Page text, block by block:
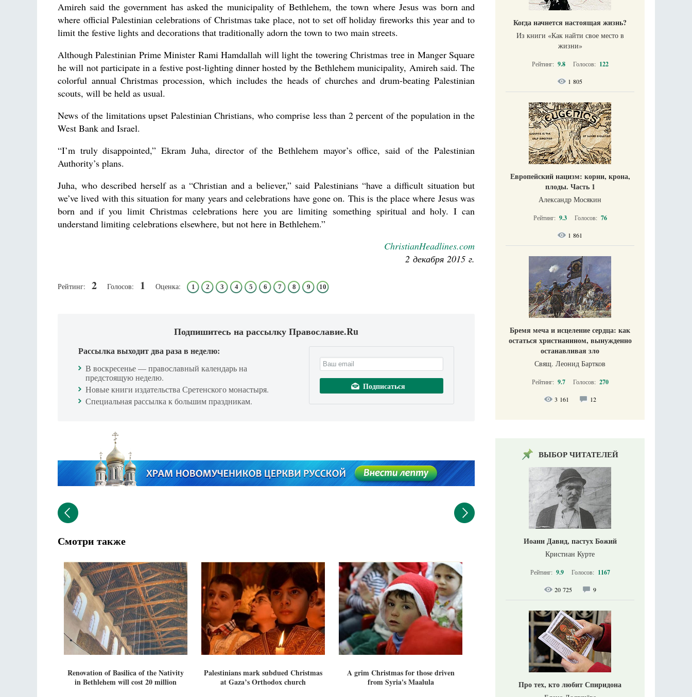
Amireh said the government has asked the municipality of Bethlehem, the town where Jesus was born and
where official Palestinian celebrations of Christmas take place, not to set off holiday fireworks this year and to
limit the festive lights and decorations that traditionally adorn the town to two main streets.
Although Palestinian Prime Minister Rami Hamdallah will light the towering Christmas tree in Manger Square
he will not participate in a festive post-lighting dinner hosted by the Bethlehem municipality, Amireh said. The
colorful annual Christmas procession, which includes the heads of churches and drum-beating Palestinian
scouts, will be held as usual.
News of the limitations upset Palestinian Christians, who comprise less than 2 percent of the population in the
West Bank and Israel.
“I’m truly disappointed,” Ekram Juha, director of the Bethlehem mayor’s office, said of the Palestinian
Authority’s plans.
Juha, who described herself as a “Christian and a believer,” said Palestinians “have a difficult situation but
we’ve lived with this situation for many years and celebrations have gone on. This is the place where Jesus was
born and if you limit Christmas celebrations here you are limiting something spiritual and holy. I can
understand limiting celebrations elsewhere, but not here in Bethlehem.”
ChristianHeadlines.com
2 декабря 2015 г.
Рейтинг: 2 Голосов: 1 Оценка: 1 2 3 4 5 6 7 8 9 10
Подпишитесь на рассылку Православие.Ru
Рассылка выходит два раза в неделю:
В воскресенье — православный календарь на
предстоящую неделю.
Новые книги издательства Сретенского монастыря.
Специальная рассылка к большим праздникам.
Смотри также
Renovation of Basilica of the Nativity
in Bethlehem will cost 20 million
Palestinians mark subdued Christmas
at Gaza’s Orthodox church
A grim Christmas for those driven
from Syria's Maalula
Когда начнется настоящая жизнь?
Из книги «Как найти свое место в
жизни​»
Рейтинг: 9.8 Голосов: 122
1 805
Европейский нацизм: корни, крона,
плоды. Часть 1
Александр Мосякин
Рейтинг: 9.3 Голосов: 76
1 861
Бремя меча и исцеление сердца: как
остаться христианином, вынужденно
останавливая зло
Свящ. Леонид Бартков
Рейтинг: 9.7 Голосов: 270
3 161 12
ВЫБОР ЧИТАТЕЛЕЙ
Иоанн Давид, пастух Божий
Кристиан Курте
Рейтинг: 9.9 Голосов: 1167
20 725 9
Про тех, кто любит Спиридона